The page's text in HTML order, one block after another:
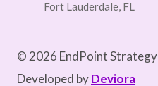
Fort Lauderdale, FL
© 2026 EndPoint Strategy
Developed byDeviora